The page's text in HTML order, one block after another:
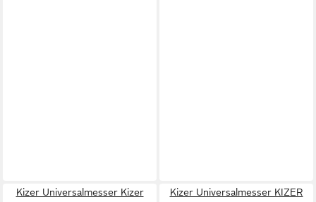
Kizer Universalmesser Kizer
Kizer Universalmesser KIZER